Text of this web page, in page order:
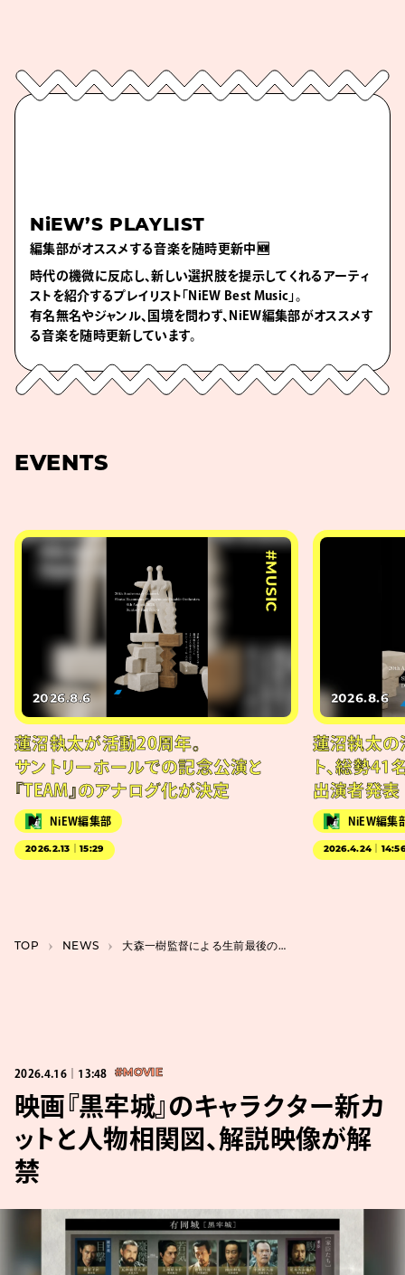
NiEW’S PLAYLIST
編集部がオススメする音楽を随時更新中🆕
時代の機微に反応し、新しい選択肢を提示してくれるアーティ
ストを紹介するプレイリスト「NiEW Best Music」。
有名無名やジャンル、国境を問わず、NiEW編集部がオススメす
る音楽を随時更新しています。
EVENTS
#MUSIC
2026.8.6
蓮沼執太が活動20周年。
サントリーホールでの記念公演と
『TEAM』のアナログ化が決定
NiEW編集部
2026.2.13｜15:29
2026.8.6
蓮沼執太の
ト、総勢41
出演者発表
NiEW編集
2026.4.24｜
TOP NEWS 大森一樹監督による生前最後の企画、映画『幕末ヒポクラテスたち』本編シーン公開。主演佐々木蔵之介
2026.4.16｜13:48 #MOVIE
映画『黒牢城』のキャラクター新カ
ットと人物相関図、解説映像が解
禁